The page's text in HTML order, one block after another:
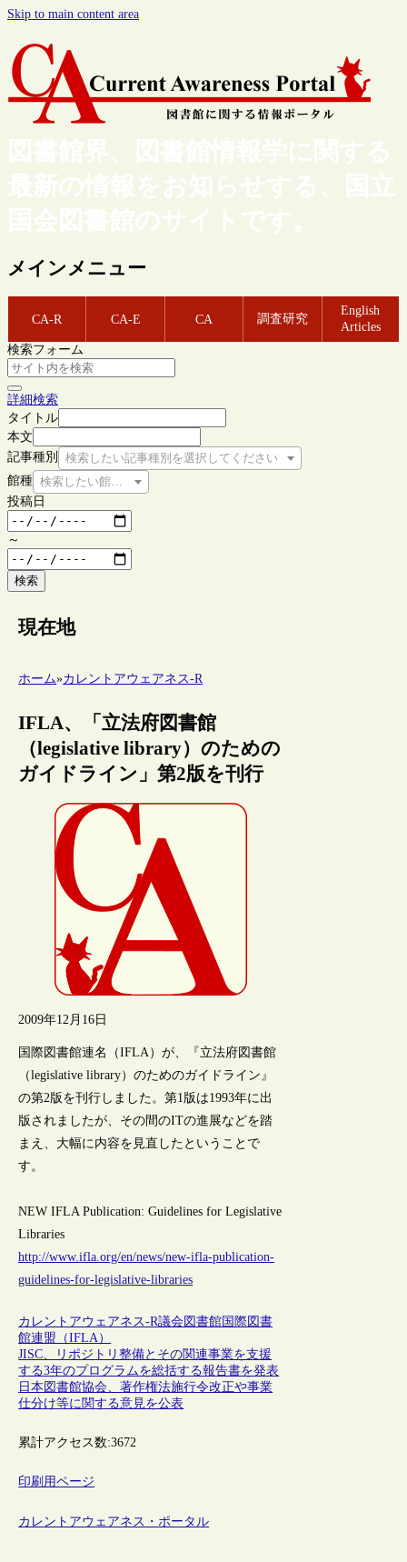
Skip to main content area
図書館界、図書館情報学に関する
最新の情報をお知らせする、国立
国会図書館のサイトです。
メインメニュー
CA-R CA-E CA 調査研究
English
Articles
検索フォーム
詳細検索
タイトル
本文
記事種別
検索したい記事種別を選択してください
館種 検索したい館種を選択してください
投稿日
～
検索
現在地
ホーム»カレントアウェアネス-R
IFLA、「立法府図書館
（legislative library）のための
ガイドライン」第2版を刊行
2009年12月16日
国際図書館連名（IFLA）が、『立法府図書館
（legislative library）のためのガイドライン』
の第2版を刊行しました。第1版は1993年に出
版されましたが、その間のITの進展などを踏
まえ、大幅に内容を見直したということで
す。
NEW IFLA Publication: Guidelines for Legislative
Libraries
http://www.ifla.org/en/news/new-ifla-publication-
guidelines-for-legislative-libraries
カレントアウェアネス-R議会図書館国際図書
館連盟（IFLA）
JISC、リポジトリ整備とその関連事業を支援
する3年のプログラムを総括する報告書を発表
日本図書館協会、著作権法施行令改正や事業
仕分け等に関する意見を公表
累計アクセス数:3672
印刷用ページ
カレントアウェアネス・ポータル